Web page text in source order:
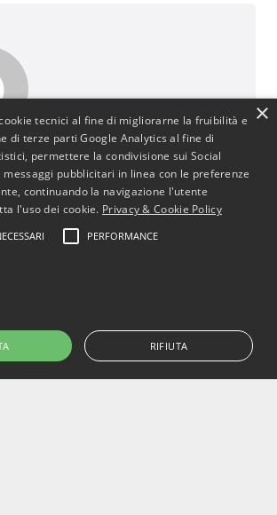
poiché segue le
suo principale artefice: l’uomo.
cambia con le evoluzioni
progressi e stimoli per
strumenti che rendano più
×
tecnici al fine di migliorarne la fruibilità e
di terze parti Google Analytics al fine di
permettere la condivisione sui Social
pubblicitari in linea con le preferenze
continuando la navigazione l'utente
l'uso dei cookie. Privacy & Cookie Policy
PERFORMANCE
RIFIUTA